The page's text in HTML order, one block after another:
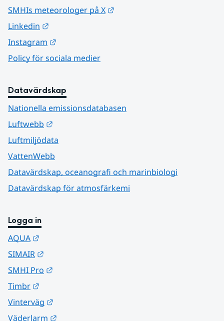
SMHIs meteorologer på X
Linkedin
Instagram
Policy för sociala medier
Datavärdskap
Nationella emissionsdatabasen
Luftwebb
Luftmiljödata
VattenWebb
Datavärdskap, oceanografi och marinbiologi
Datavärdskap för atmosfärkemi
Logga in
AQUA
SIMAIR
SMHI Pro
Timbr
Vinterväg
Väderlarm